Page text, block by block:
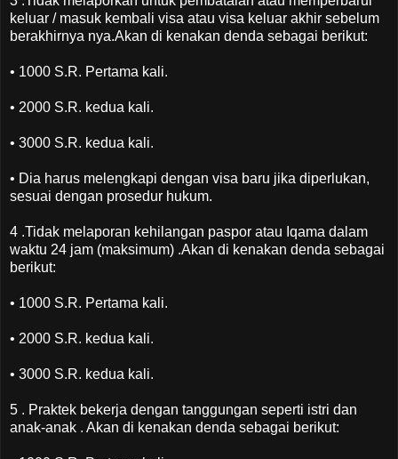
keluar / masuk kembali visa atau visa keluar akhir sebelum
berakhirnya nya.Akan di kenakan denda sebagai berikut:
• 1000 S.R. Pertama kali.
• 2000 S.R. kedua kali.
• 3000 S.R. kedua kali.
• Dia harus melengkapi dengan visa baru jika diperlukan,
sesuai dengan prosedur hukum.
4 .Tidak melaporan kehilangan paspor atau Iqama dalam
waktu 24 jam (maksimum) .Akan di kenakan denda sebagai
berikut:
• 1000 S.R. Pertama kali.
• 2000 S.R. kedua kali.
• 3000 S.R. kedua kali.
5 . Praktek bekerja dengan tanggungan seperti istri dan
anak-anak . Akan di kenakan denda sebagai berikut: